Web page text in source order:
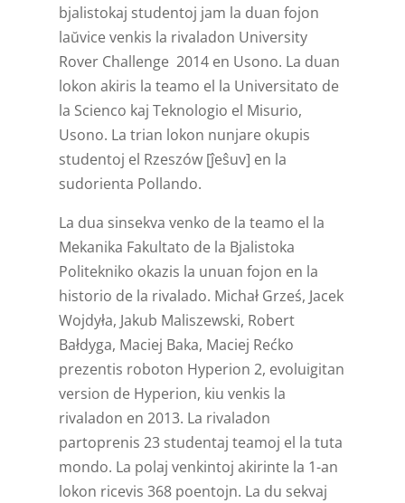
bjalistokaj studentoj jam la duan fojon
laŭvice venkis la rivaladon University
Rover Challenge 2014 en Usono. La duan
lokon akiris la teamo el la Universitato de
la Scienco kaj Teknologio el Misurio,
Usono. La trian lokon nunjare okupis
studentoj el Rzeszów [ĵeŝuv] en la
sudorienta Pollando.
La dua sinsekva venko de la teamo el la
Mekanika Fakultato de la Bjalistoka
Politekniko okazis la unuan fojon en la
historio de la rivalado. Michał Grześ, Jacek
Wojdyła, Jakub Maliszewski, Robert
Bałdyga, Maciej Baka, Maciej Rećko
prezentis roboton Hyperion 2, evoluigitan
version de Hyperion, kiu venkis la
rivaladon en 2013. La rivaladon
partoprenis 23 studentaj teamoj el la tuta
mondo. La polaj venkintoj akirinte la 1-an
lokon ricevis 368 poentojn. La du sekvaj